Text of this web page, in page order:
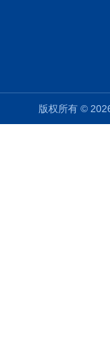
版权所有 ©